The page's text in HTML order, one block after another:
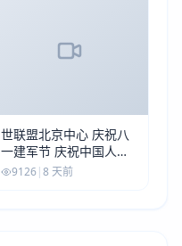
世联盟北京中心 庆祝八
一建军节 庆祝中国人民
解放军建军99周年
9126|8 天前